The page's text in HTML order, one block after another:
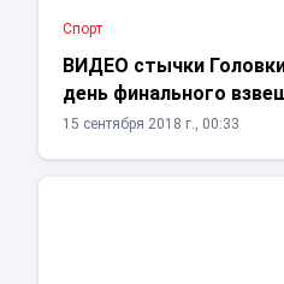
Спорт
ВИДЕО стычки
день финального
15 сентября 2018 г., 00:33